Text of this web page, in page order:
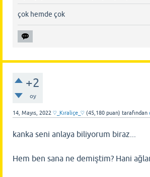
çok hemde çok
+2
oy
14, Mayıs, 2022 ♡_Kıraliçe_♡ (45,180 puan) tarafından
kanka seni anlaya biliyorum biraz...
Hem ben sana ne demiştim? Hani